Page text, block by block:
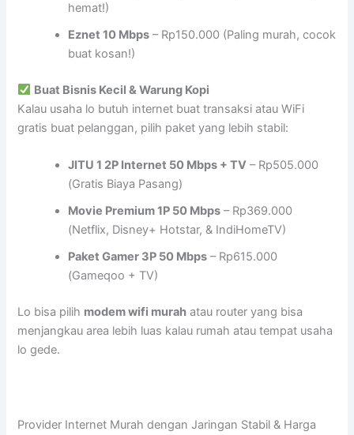
hemat!)
Eznet 10 Mbps – Rp150.000 (Paling murah, cocok
buat kosan!)
Buat Bisnis Kecil & Warung Kopi
Kalau usaha lo butuh internet buat transaksi atau WiFi
gratis buat pelanggan, pilih paket yang lebih stabil:
JITU 1 2P Internet 50 Mbps + TV – Rp505.000
(Gratis Biaya Pasang)
Movie Premium 1P 50 Mbps – Rp369.000
(Netflix, Disney+ Hotstar, & IndiHomeTV)
Paket Gamer 3P 50 Mbps – Rp615.000
(Gameqoo + TV)
Lo bisa pilih modem wifi murah atau router yang bisa
menjangkau area lebih luas kalau rumah atau tempat usaha
lo gede.
Provider Internet Murah dengan Jaringan Stabil & Harga